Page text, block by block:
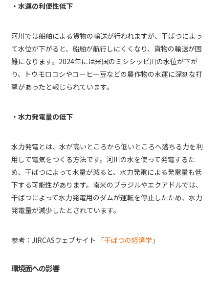
・水運の利便性低下
河川では船舶による貨物の輸送が行われますが、干ばつによっ
て水位が下がると、船舶が航行しにくくなり、貨物の輸送が困
難になります。2024年には米国のミシシッピ川の水位が下が
り、トウモロコシやコーヒー豆などの農作物の水運に深刻な打
撃があったと報じられています。
・水力発電量の低下
水力発電とは、水が高いところから低いところへ落ちる力を利
用して電気をつくる方法です。河川の水を使って発電するた
め、干ばつによって水量が減ると、水力発電による発電量も低
下する可能性があります。南米のブラジルやエクアドルでは、
干ばつによって水力発電用のダムが運転を停止したため、水力
発電量が減少したとされています。
参考：JIRCASウェブサイト 「干ばつの経済学 」
環境面への影響